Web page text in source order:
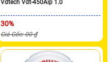
Vdtech Vdt-450Aip 1.0
30%
Giá Gốc: 00 ₫